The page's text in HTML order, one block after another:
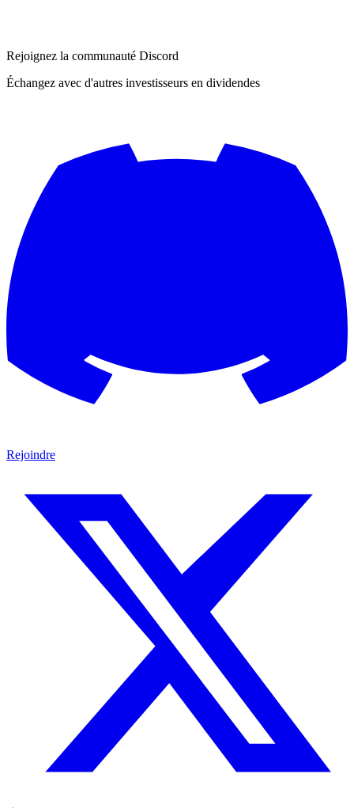
Rejoignez la communauté Discord
Échangez avec d'autres investisseurs en dividendes
Rejoindre